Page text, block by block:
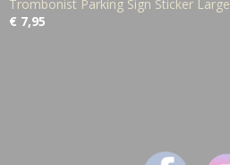
Trombonist Parking Sign Sticker Large
€ 7,95